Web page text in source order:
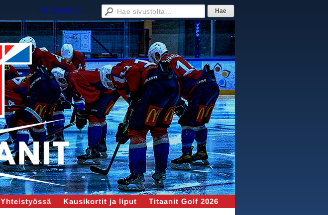
HK Titaanit ry
Yhteistyössä Kausikortit ja liput Titaanit Golf 2026